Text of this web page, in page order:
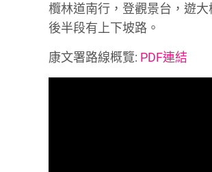
欖林道南行，登觀景台，遊
後半段有上下坡路。
康文署路線概覽: PDF連結